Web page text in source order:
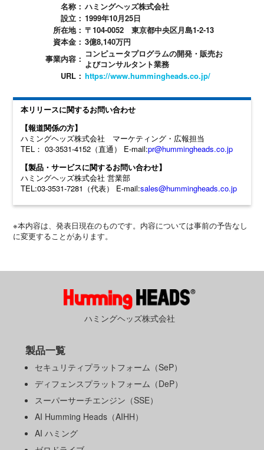
名称： ハミングヘッズ株式会社
設立： 1999年10月25日
所在地： 〒104-0052 東京都中央区月島1-2-13
資本金： 3億8,140万円
事業内容： コンピュータプログラムの開発・販売お
よびコンサルタント業務
URL： https://www.hummingheads.co.jp/
本リリースに関するお問い合わせ
【報道関係の方】
ハミングヘッズ株式会社 マーケティング・広報担当
TEL： 03-3531-4152（直通） E-mail:pr@hummingheads.co.jp
【製品・サービスに関するお問い合わせ】
ハミングヘッズ株式会社 営業部
TEL:03-3531-7281（代表） E-mail:sales@hummingheads.co.jp
※本内容は、発表日現在のものです。内容については事前の予告なし
に変更することがあります。
ハミングヘッズ株式会社
製品一覧
セキュリティプラットフォーム（SeP）
ディフェンスプラットフォーム（DeP）
スーパーサーチエンジン（SSE）
AI Humming Heads（AIHH）
AI ハミング